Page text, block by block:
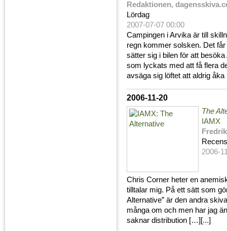
Redaktionen,
Lördag
2007-07-07 00:00
Campingen i Arvika är till
regn kommer solsken. Det
sätter sig i bilen för att
som lyckats med att få flera
avsäga sig löftet att aldrig
2006-11-20
The
IAMX
2006-
Chris Corner heter en
tilltalar mig. På ett sätt som
Alternative” är den andra
många om och men har jag
saknar distribution […][...]